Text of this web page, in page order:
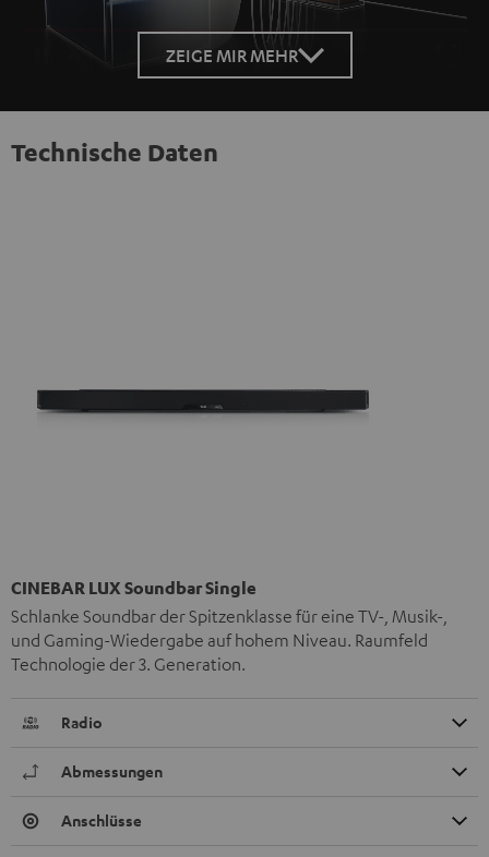
Loaded:
100.00%
ZEIGE MIR MEHR
Technische Daten
CINEBAR LUX Soundbar Single
Schlanke Soundbar der Spitzenklasse für eine TV-, Musik-,
und Gaming-Wiedergabe auf hohem Niveau. Raumfeld
Technologie der 3. Generation.
Radio
Abmessungen
Anschlüsse